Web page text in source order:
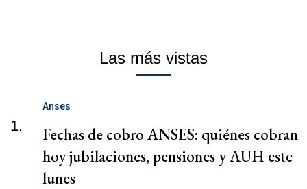
Las más vistas
1.
Anses
Fechas de cobro ANSES: quiénes cobran
hoy jubilaciones, pensiones y AUH este
lunes